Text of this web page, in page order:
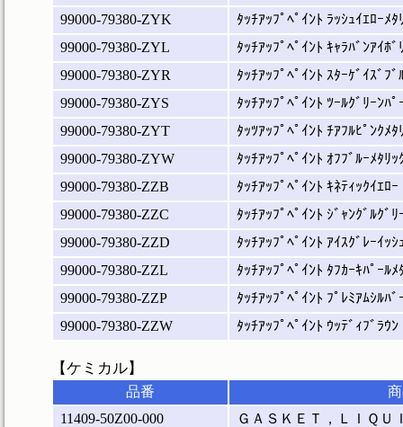
99000-79380-ZYK
ﾀｯﾁｱｯﾌﾟﾍﾟｲﾝﾄ ﾗｯｼｭｲｴﾛｰﾒﾀ
99000-79380-ZYL
ﾀｯﾁｱｯﾌﾟﾍﾟｲﾝﾄ ｷｬﾗﾊﾞﾝｱｲﾎﾞ
99000-79380-ZYR
ﾀｯﾁｱｯﾌﾟﾍﾟｲﾝﾄ ｽﾀｰｹﾞｲｽﾞﾌﾞ
99000-79380-ZYS
ﾀｯﾁｱｯﾌﾟﾍﾟｲﾝﾄ ﾂｰﾙｸﾞﾘｰﾝﾊﾟ
99000-79380-ZYT
ﾀｯﾂｱｯﾌﾟﾍﾟｲﾝﾄ ﾁｱﾌﾙﾋﾟﾝｸﾒﾀ
99000-79380-ZYW
ﾀｯﾁｱｯﾌﾟﾍﾟｲﾝﾄ ｵﾌﾌﾞﾙｰﾒﾀﾘｯ
99000-79380-ZZB
ﾀｯﾁｱｯﾌﾟﾍﾟｲﾝﾄ ｷﾈﾃｨｯｸｲｴﾛｰ
99000-79380-ZZC
ﾀｯﾁｱｯﾌﾟﾍﾟｲﾝﾄ ｼﾞｬﾝｸﾞﾙｸﾞﾘ
99000-79380-ZZD
ﾀｯﾁｱｯﾌﾟﾍﾟｲﾝﾄ ｱｲｽｸﾞﾚｰｲｯｼ
99000-79380-ZZL
ﾀｯﾁｱｯﾌﾟﾍﾟｲﾝﾄ ﾀﾌｶｰｷﾊﾟｰﾙﾒ
99000-79380-ZZP
ﾀｯﾁｱｯﾌﾟﾍﾟｲﾝﾄ ﾌﾟﾚﾐｱﾑｼﾙﾊﾞ
99000-79380-ZZW
ﾀｯﾁｱｯﾌﾟﾍﾟｲﾝﾄ ｳｯﾃﾞｨﾌﾞﾗｳﾝ
【ケミカル】
品番
11409-50Z00-000
ＧＡＳＫＥＴ，ＬＩＱＵ